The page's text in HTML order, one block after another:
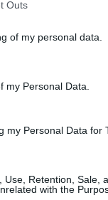
Outs
of my personal data.
my Personal Data.
my Personal Data for
Retention, Sale,
with the
del Camerun,
di Luc
regista Anna Di
casale
dovrà
di Càit, una
in
ultima
di Arnaud
si parlano più.